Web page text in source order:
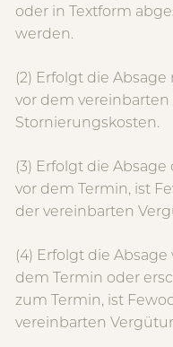
oder in Textform
werden.
(2) Erfolgt die
vor dem
Stornierungskosten.
(3) Erfolgt die
vor dem Termin, ist
der vereinbarten
(4) Erfolgt die
dem Termin oder
zum Termin, ist
vereinbarten